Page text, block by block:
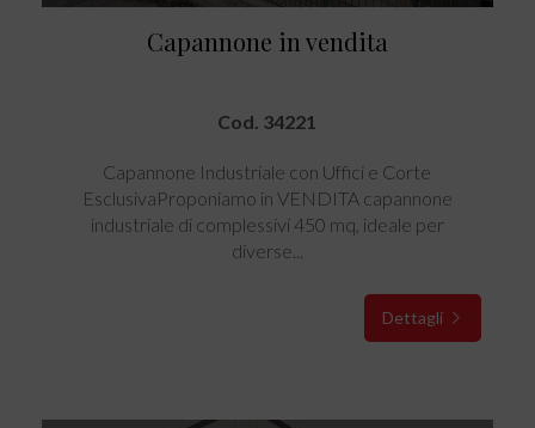
Capannone in vendita
Cod. 34221
Capannone Industriale con Uffici e Corte
EsclusivaProponiamo in VENDITA capannone
industriale di complessivi 450 mq, ideale per
diverse...
Dettagli